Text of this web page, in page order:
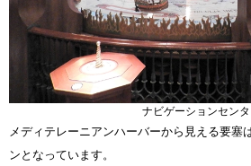
ナビゲーションセン
メディテレーニアンハーバーから見える要塞
ンとなっています。